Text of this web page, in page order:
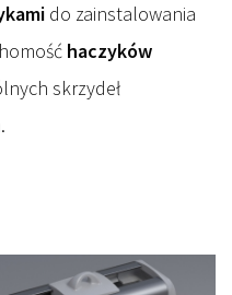
do zainstalowania
haczyków
skrzydeł